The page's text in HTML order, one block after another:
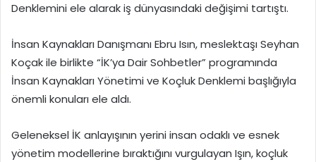
Denklemini ele alarak iş dünyasındaki değişimi tartıştı.
İnsan Kaynakları Danışmanı Ebru Isın, meslektaşı Seyhan
Koçak ile birlikte “İK’ya Dair Sohbetler” programında
İnsan Kaynakları Yönetimi ve Koçluk Denklemi başlığıyla
önemli konuları ele aldı.
Geleneksel İK anlayışının yerini insan odaklı ve esnek
yönetim modellerine bıraktığını vurgulayan Işın, koçluk